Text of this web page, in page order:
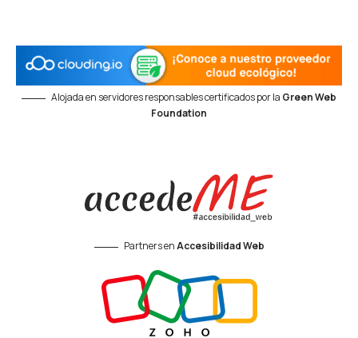
Alojada en servidores responsables certificados por la Green Web
Foundation
Partners enAccesibilidad Web